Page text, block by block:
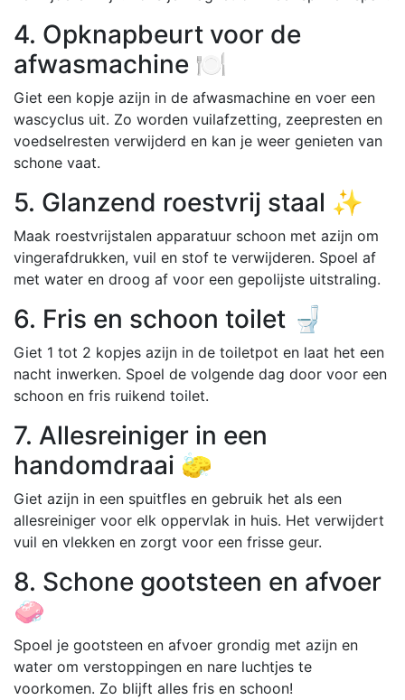
4. Opknapbeurt voor de
afwasmachine 🍽️
Giet een kopje azijn in de afwasmachine en voer een
wascyclus uit. Zo worden vuilafzetting, zeepresten en
voedselresten verwijderd en kan je weer genieten van
schone vaat.
5. Glanzend roestvrij staal ✨
Maak roestvrijstalen apparatuur schoon met azijn om
vingerafdrukken, vuil en stof te verwijderen. Spoel af
met water en droog af voor een gepolijste uitstraling.
6. Fris en schoon toilet 🚽
Giet 1 tot 2 kopjes azijn in de toiletpot en laat het een
nacht inwerken. Spoel de volgende dag door voor een
schoon en fris ruikend toilet.
7. Allesreiniger in een
handomdraai 🧽
Giet azijn in een spuitfles en gebruik het als een
allesreiniger voor elk oppervlak in huis. Het verwijdert
vuil en vlekken en zorgt voor een frisse geur.
8. Schone gootsteen en afvoer
🧼
Spoel je gootsteen en afvoer grondig met azijn en
water om verstoppingen en nare luchtjes te
voorkomen. Zo blijft alles fris en schoon!